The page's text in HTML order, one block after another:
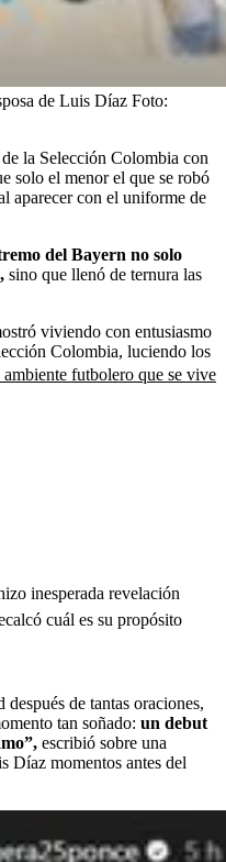
de Luis Díaz Foto:
la Selección Colombia con
solo el menor el que se robó
aparecer con el uniforme de
del Bayern no solo
sino que llenó de ternura las
viviendo con entusiasmo
Colombia, luciendo los
futbolero que se vive
inesperada revelación
cuál es su propósito
de tantas oraciones,
tan soñado: un debut
escribió sobre una
Díaz momentos antes del